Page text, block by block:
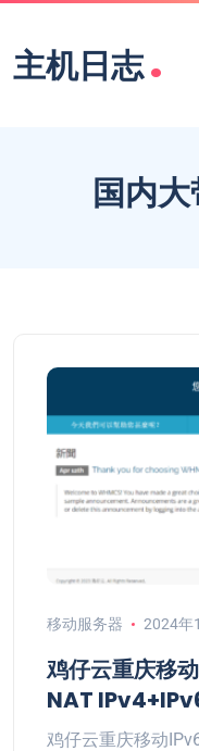
主机日志.
国内
移动服务器 2024年
鸡仔云重庆移
NAT
鸡仔云重庆移动